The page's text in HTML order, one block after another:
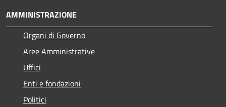
AMMINISTRAZIONE
Organi di Governo
Aree Amministrative
Uffici
Enti e fondazioni
Politici